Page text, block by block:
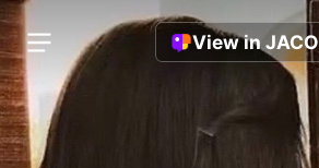
View in JACO